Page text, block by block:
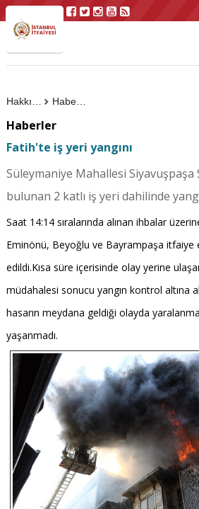
Haberler
Haberler
Fatih'te iş yeri yangını
Süleymaniye Mahallesi
bulunan 2 katlı iş yeri dahilinde
Saat 14:14 sıralarında alınan ihbalar
Eminönü, Beyoğlu ve Bayrampaşa itfaiye
edildi.Kısa süre içerisinde olay yerine
müdahalesi sonucu yangın kontrol altına
hasarın meydana geldiği olayda
yaşanmadı.